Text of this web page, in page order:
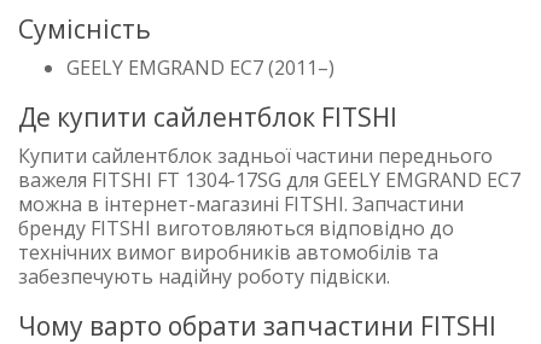
Сумісність
GEELY EMGRAND EC7 (2011–)
Де купити сайлентблок FITSHI
Купити сайлентблок задньої частини переднього
важеля FITSHI FT 1304-17SG для GEELY EMGRAND EC7
можна в інтернет-магазині FITSHI. Запчастини
бренду FITSHI виготовляються відповідно до
технічних вимог виробників автомобілів та
забезпечують надійну роботу підвіски.
Чому варто обрати запчастини FITSHI